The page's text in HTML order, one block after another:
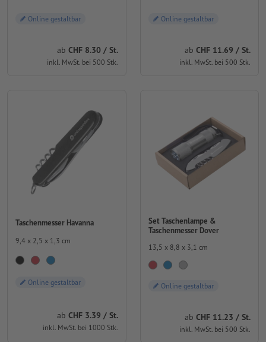
Online gestaltbar
ab CHF 8.30 / St.
inkl. MwSt. bei 500 Stk.
Online gestaltbar
ab CHF 11.69 / St.
inkl. MwSt. bei 500 Stk.
Taschenmesser Havanna
9,4 x 2,5 x 1,3 cm
Online gestaltbar
ab CHF 3.39 / St.
inkl. MwSt. bei 1000 Stk.
Set Taschenlampe &
Taschenmesser Dover
13,5 x 8,8 x 3,1 cm
Online gestaltbar
ab CHF 11.23 / St.
inkl. MwSt. bei 500 Stk.